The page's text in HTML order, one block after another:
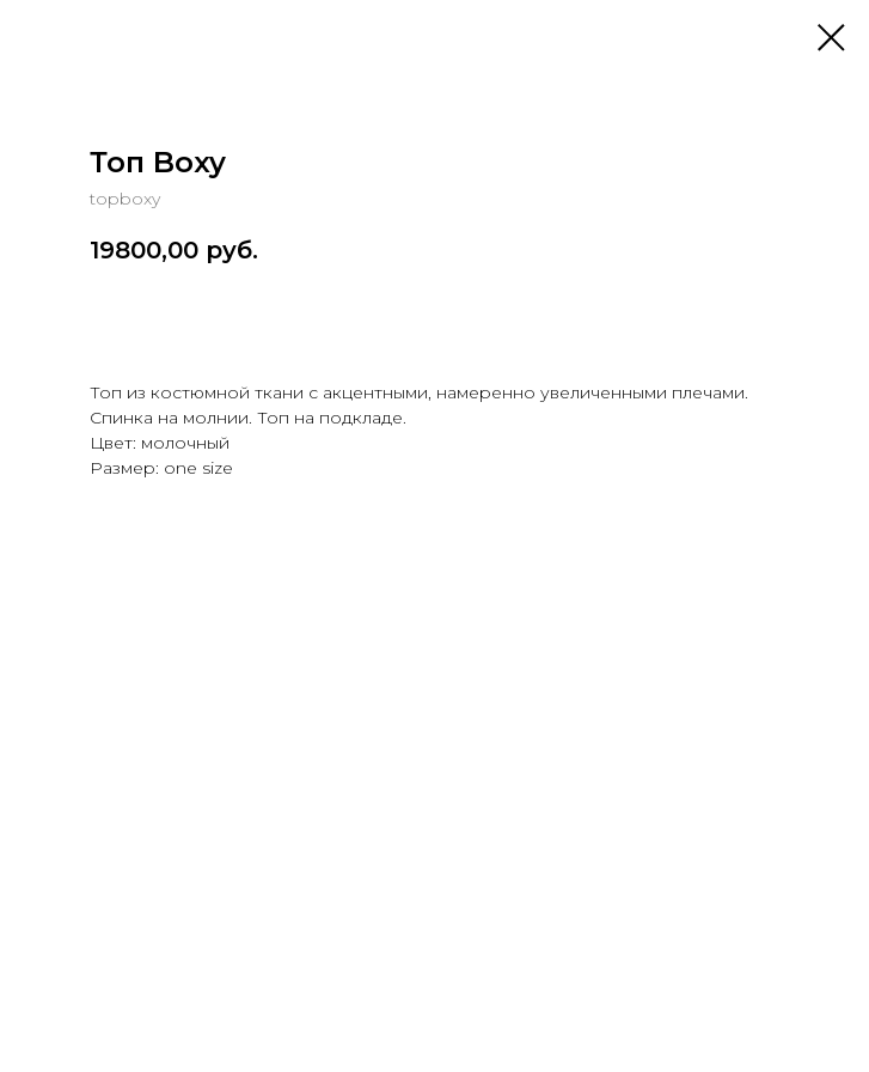
Топ Boxy
topboxy
19800,00 руб.
Топ из костюмной ткани с акцентными, намеренно увеличенными плечами.
Спинка на молнии. Топ на подкладе.
Цвет: молочный
Размер: one size